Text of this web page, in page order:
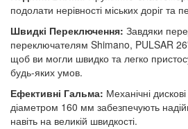
подолати нерівності міських доріг та
Швидкі Переключення: Завдяки
переключателям Shimano, PULSAR
щоб ви могли швидко та легко
будь-яких умов.
Ефективні Гальма: Механічні
діаметром 160 мм забезпечують
навіть на великій швидкості.